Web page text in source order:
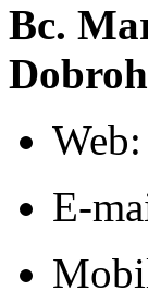
Bc.
Web:
E-